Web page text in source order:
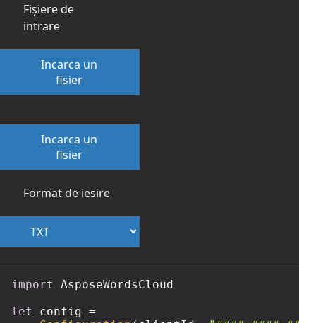
Fișiere de
intrare
Incarca un
fisier
Incarca un
fisier
Format de iesire
import
AsposeWordsCloud
let
config =